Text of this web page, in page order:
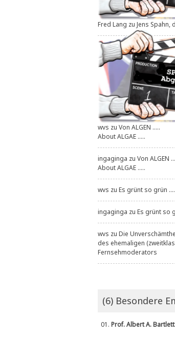
Fred Lang zu Jens Spahn,
wvs zu Von ALGEN .....
About ALGAE .....
ingaginga zu Von ALGEN
About ALGAE .....
wvs zu Es grünt so grün
ingaginga zu Es grünt so
wvs zu Die
des ehemaligen
Fernsehmoderators
(6) Besondere
01. Prof. Albert A.